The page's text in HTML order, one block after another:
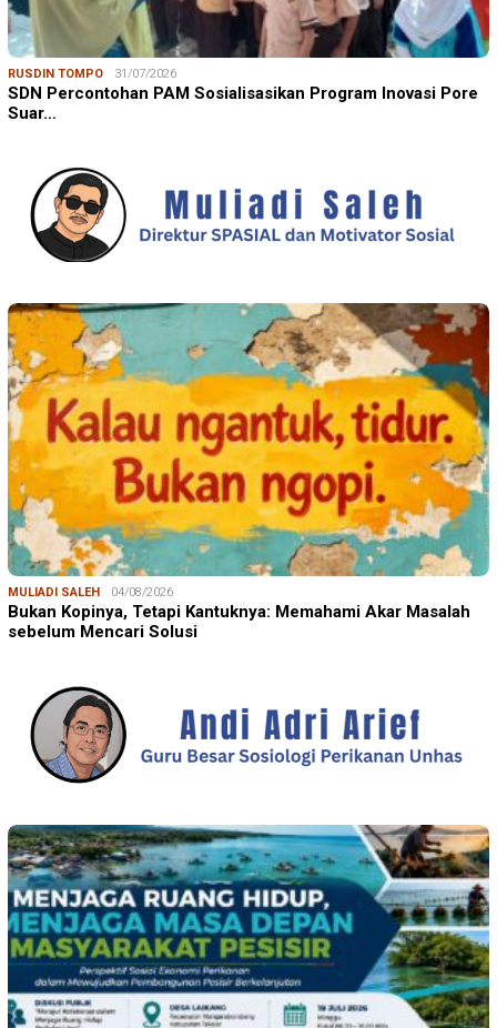
RUSDIN TOMPO 31/07/2026
SDN Percontohan PAM Sosialisasikan Program Inovasi Pore
Suar…
MULIADI SALEH 04/08/2026
Bukan Kopinya, Tetapi Kantuknya: Memahami Akar Masalah
sebelum Mencari Solusi